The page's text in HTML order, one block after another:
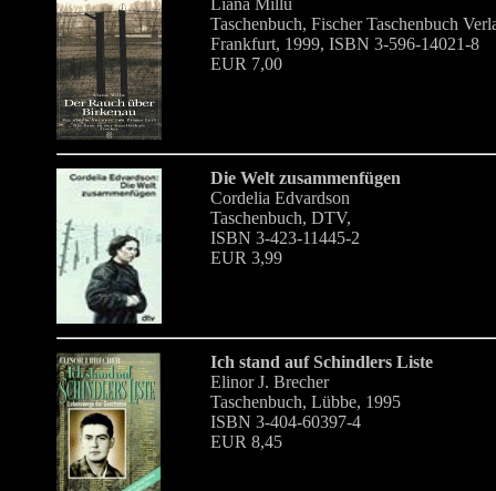
Liana Millu
Taschenbuch, Fischer Taschenbuch
Frankfurt, 1999, ISBN 3-596-14021-8
EUR 7,00
Die Welt zusammenfügen
Cordelia Edvardson
Taschenbuch, DTV,
ISBN 3-423-11445-2
EUR 3,99
Ich stand auf Schindlers Liste
Elinor J. Brecher
Taschenbuch, Lübbe, 1995
ISBN 3-404-60397-4
EUR 8,45